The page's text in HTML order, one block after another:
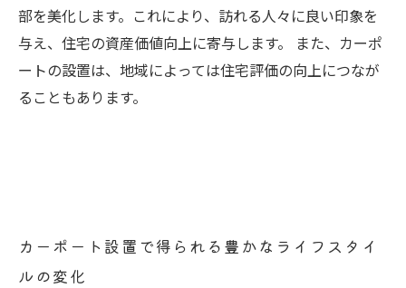
部を美化します。これにより、訪れる人々に良い印象を
与え、住宅の資産価値向上に寄与します。 また、カーポ
ートの設置は、地域によっては住宅評価の向上につなが
ることもあります。
カーポート設置で得られる豊かなライフスタイ
ルの変化